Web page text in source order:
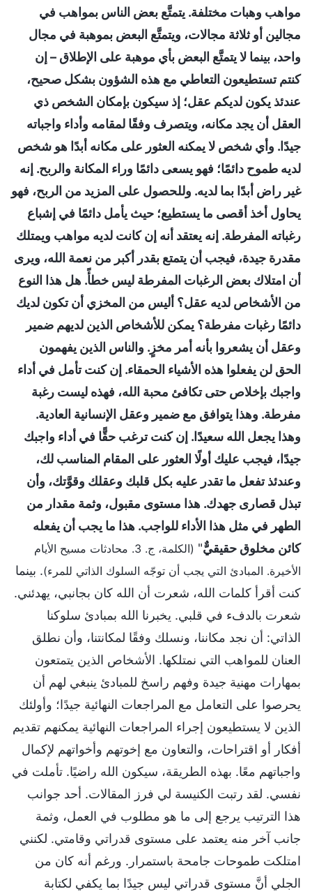
مواهب وهبات مختلفة. يتمتَّع بعض الناس بمواهب في
مجالين أو ثلاثة مجالات، ويتمتَّع البعض بموهبة في مجال
واحد، بينما لا يتمتَّع البعض بأي موهبة على الإطلاق – إن
كنتم تستطيعون التعاطي مع هذه الشؤون بشكل صحيح،
عندئذ يكون لديكم عقل؛ إذ سيكون بإمكان الشخص ذي
العقل أن يجد مكانه، ويتصرف وفقًا لمقامه وأداء واجباته
جيدًا. وأي شخص لا يمكنه العثور على مكانه أبدًا هو شخص
لديه طموح دائمًا؛ فهو يسعى دائمًا وراء المكانة والربح. إنه
غير راض أبدًا بما لديه. وللحصول على المزيد من الربح، فهو
يحاول أخذ أقصى ما يستطيع؛ حيث يأمل دائمًا في إشباع
رغباته المفرطة. إنه يعتقد أنه إن كانت لديه مواهب ويمتلك
مقدرة جيدة، فيجب أن يتمتع بقدر أكبر من نعمة الله، ويرى
أن امتلاك بعض الرغبات المفرطة ليس خطأً. هل هذا النوع
من الأشخاص لديه عقل؟ أليس من المخزي أن تكون لديك
دائمًا رغبات مفرطة؟ يمكن للأشخاص الذين لديهم ضمير
وعقل أن يشعروا بأنه أمر مخزٍ. والناس الذين يفهمون
الحق لن يفعلوا هذه الأشياء الحمقاء. إن كنت تأمل في أداء
واجبك بإخلاص حتى تكافئ محبة الله، فهذه ليست رغبة
مفرطة. وهذا يتوافق مع ضمير وعقل الإنسانية العادية.
وهذا يجعل الله سعيدًا. إن كنت ترغب حقًّا في أداء واجبك
جيدًا، فيجب عليك أولًا العثور على المقام المناسب لك،
وعندئذ تفعل ما تقدر عليه بكل قلبك وعقلك وقوَّتك، وأن
تبذل قصارى جهدك. هذا مستوى مقبول، وثمة مقدار من
الطهر في مثل هذا الأداء للواجب. هذا ما يجب أن يفعله
كائن مخلوق حقيقيٌّ"
(الكلمة، ج. 3. محادثات مسيح الأيام
الأخيرة. المبادئ التي يجب أن توجّه السلوك الذاتي للمرء). بينما
كنت أقرأ كلمات الله، شعرت أن الله كان بجانبي، يهدئني.
شعرت بالدفء في قلبي. يخبرنا الله بمبادئ سلوكنا
الذاتي: أن نجد مكاننا، ونسلك وفقًا لمكانتنا، وأن نطلق
العنان للمواهب التي نمتلكها. الأشخاص الذين يتمتعون
بمهارات مهنية جيدة وفهم راسخ للمبادئ ينبغي لهم أن
يحرصوا على التعامل مع المراجعات النهائية جيدًا؛ وأولئك
الذين لا يستطيعون إجراء المراجعات النهائية يمكنهم تقديم
أفكار أو اقتراحات، والتعاون مع إخوتهم وأخواتهم لإكمال
واجباتهم معًا. بهذه الطريقة، سيكون الله راضيًا. تأملت في
نفسي. لقد رتبت الكنيسة لي فرز المقالات. أحد جوانب
هذا الترتيب يرجع إلى ما هو مطلوب في العمل، وثمة
جانب آخر منه يعتمد على مستوى قدراتي وقامتي. لكنني
امتلكت طموحات جامحة باستمرار. ورغم أنه كان من
الجلي أنَّ مستوى قدراتي ليس جيدًا بما يكفي لكتابة